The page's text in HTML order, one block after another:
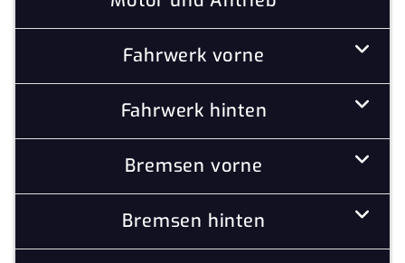
Fahrwerk vorne
Fahrwerk hinten
Bremsen vorne
Bremsen hinten